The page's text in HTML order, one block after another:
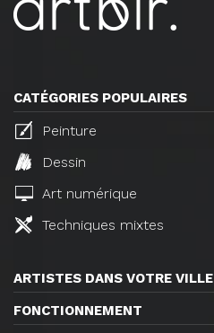
CATÉGORIES POPULAIRES
Peinture
Dessin
Art numérique
Techniques mixtes
ARTISTES DANS VOTRE VILLE
FONCTIONNEMENT